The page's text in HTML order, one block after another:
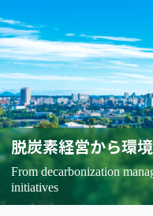
脱炭素経営から環
From decarbonization
initiatives